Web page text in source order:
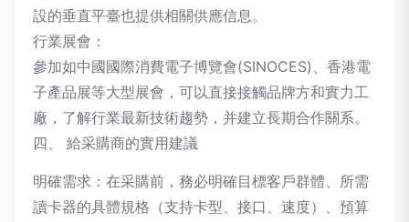
設的垂直平臺也提供相關供應信息。
行業展會：
參加如中國國際消費電子博覽會(SINOCES)、香港電
子產品展等大型展會，可以直接接觸品牌方和實力工
廠，了解行業最新技術趨勢，并建立長期合作關系。
四、 給采購商的實用建議
明確需求：在采購前，務必明確目標客戶群體、所需
讀卡器的具體規格（支持卡型、接口、速度）、預算